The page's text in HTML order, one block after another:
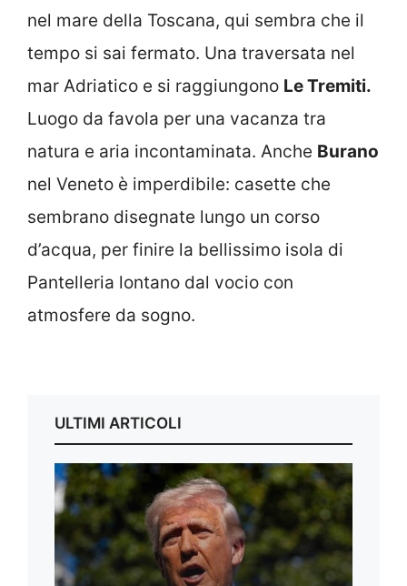
nel mare della Toscana, qui sembra che il
tempo si sai fermato. Una traversata nel
mar Adriatico e si raggiungono Le Tremiti.
Luogo da favola per una vacanza tra
natura e aria incontaminata. Anche Burano
nel Veneto è imperdibile: casette che
sembrano disegnate lungo un corso
d’acqua, per finire la bellissimo isola di
Pantelleria lontano dal vocio con
atmosfere da sogno.
ULTIMI ARTICOLI